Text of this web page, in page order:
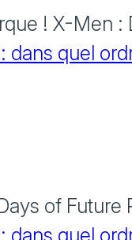
! X-Men :
dans quel
of Future